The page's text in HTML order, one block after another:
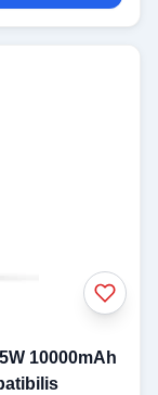
10000mAh